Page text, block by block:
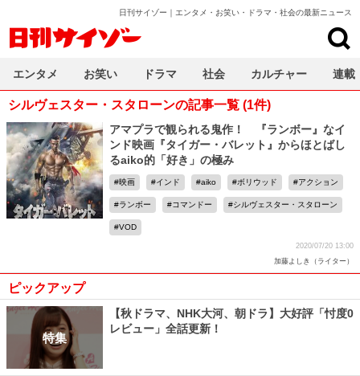
日刊サイゾー｜エンタメ・お笑い・ドラマ・社会の最新ニュース
シルヴェスター・スタローンの記事一覧 (1件)
アマプラで観られる鬼作！ 『ランボー』なイ
ンド映画『タイガー・バレット』からほとばし
るaiko的「好き」の極み
映画 インド aiko ボリウッド アクション
ランボー コマンドー シルヴェスター・スタローン
VOD
2020/07/20 13:00
加藤よしき（ライター）
ピックアップ
特集
【秋ドラマ、NHK大河、朝ドラ】大好評「忖度0
レビュー」全話更新！
エンタメ お笑い ドラマ 社会 カルチャー 連載